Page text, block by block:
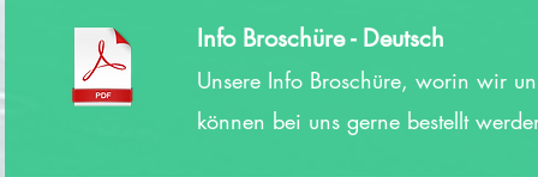
Info Broschüre - Deutsch
Unsere Info Broschüre, worin wir
können bei uns gerne bestellt